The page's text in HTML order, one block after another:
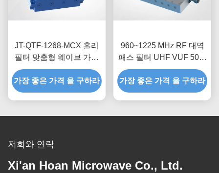
JT-QTF-1268-MCX 홀리
필터 맞춤형 웨이브 가이
드 저 삽입 손실 대역 패스
필터
가장 좋은 가격 을 구하라
960~1225 MHz RF 대역
패스 필터 UHF VUF 50W
RF 하위 필터
가장 좋은 가격 을 구하라
저희와 연락
Xi'an Hoan Microwave Co., Ltd.